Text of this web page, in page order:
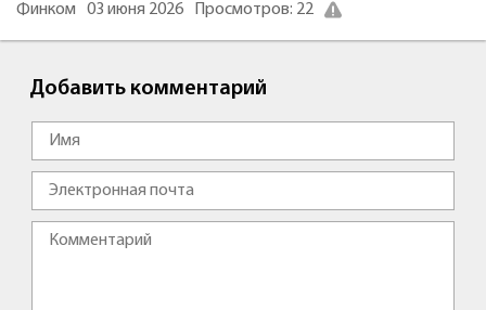
Финком 03 июня 2026 Просмотров: 22
Добавить комментарий